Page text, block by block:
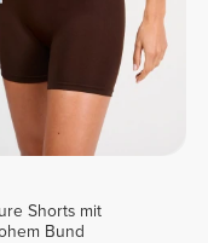
Shorts mit
Bund